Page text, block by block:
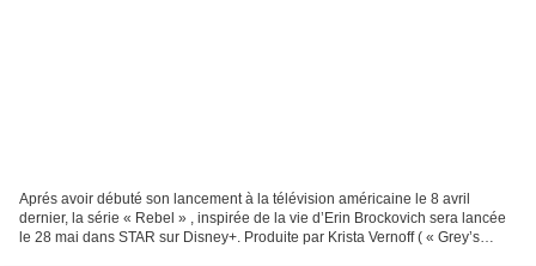
Aprés avoir débuté son lancement à la télévision américaine le 8 avril
dernier, la série « Rebel » , inspirée de la vie d’Erin Brockovich sera lancée
le 28 mai dans STAR sur Disney+. Produite par Krista Vernoff ( « Grey’s